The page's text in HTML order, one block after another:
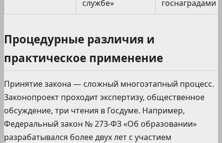
службе»
госнаградами
Процедурные различия и
практическое применение
Принятие закона — сложный многоэтапный процесс.
Законопроект проходит экспертизу, общественное
обсуждение, три чтения в Госдуме. Например,
Федеральный закон № 273-ФЗ «Об образовании»
разрабатывался более двух лет с участием